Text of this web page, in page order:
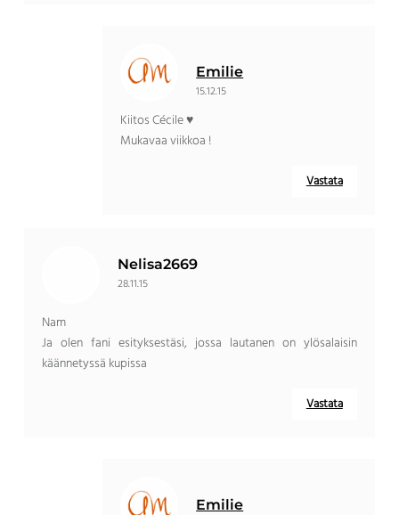
Emilie
15.12.15
Kiitos Cécile ♥
Mukavaa viikkoa !
Vastata
Nelisa2669
28.11.15
Nam
Ja olen fani esityksestäsi, jossa lautanen on ylösalaisin
käännetyssä kupissa
Vastata
Emilie